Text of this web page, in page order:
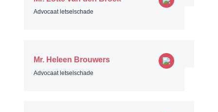
Advocaat letselschade
Mr. Heleen Brouwers
Advocaat letselschade